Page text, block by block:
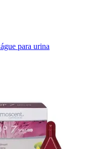
para urina